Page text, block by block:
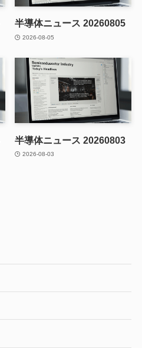
半導体ニュース 20260805
2026-08-05
半導体ニュース 20260803
2026-08-03